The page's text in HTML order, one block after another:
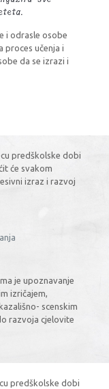
i odrasle osobe
proces učenja i
da se izrazi i
predškolske dobi
će svakom
izraz i razvoj
je upoznavanje
izričajem,
scenskim
razvoja cjelovite
predškolske dobi